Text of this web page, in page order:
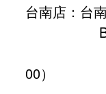
台南店：台
00）